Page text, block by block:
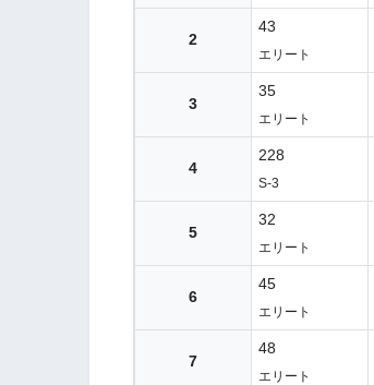
2
43
エリート
3
35
エリート
4
228
S-3
5
32
エリート
6
45
エリート
7
48
エリート